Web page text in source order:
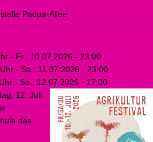
Padua-Allee
- Fr., 10.07.2026 - 23:00
- Sa., 11.07.2026 - 23:00
- So., 12.07.2026 - 17:00
12. Juli
das